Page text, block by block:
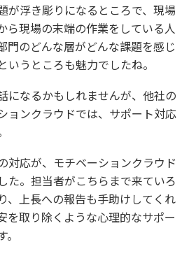
が浮き彫りになるところで、現場
ら現場の末端の作業をしている人
門のどんな層がどんな課題を感じ
いうところも魅力でしたね。
になるかもしれませんが、他社の
ョンクラウドでは、サポート対応
対応が、モチベーションクラウド
た。担当者がこちらまで来ていろ
、上長への報告も手助けしてくれ
を取り除くような心理的なサポー